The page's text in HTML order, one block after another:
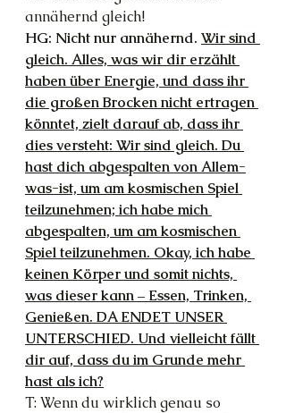
annähernd gleich!
HG: Nicht nur annähernd. Wir sind
gleich. Alles, was wir dir erzählt
haben über Energie, und dass ihr
die großen Brocken nicht ertragen
könntet, zielt darauf ab, dass ihr
dies versteht: Wir sind gleich. Du
hast dich abgespalten von Allem-
was-ist, um am kosmischen Spiel
teilzunehmen; ich habe mich
abgespalten, um am kosmischen
Spiel teilzunehmen. Okay, ich habe
keinen Körper und somit nichts,
was dieser kann – Essen, Trinken,
Genießen. DA ENDET UNSER
UNTERSCHIED. Und vielleicht fällt
dir auf, dass du im Grunde mehr
hast als ich?
T: Wenn du wirklich genau so